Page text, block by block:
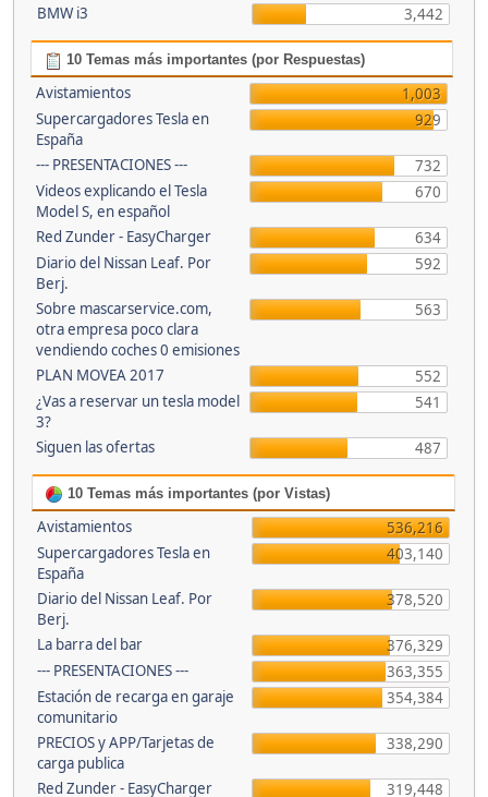
BMW i3
3,442
10 Temas más importantes (por Respuestas)
Avistamientos
1,003
Supercargadores Tesla en
España
929
--- PRESENTACIONES ---
732
Videos explicando el Tesla
Model S, en español
670
Red Zunder - EasyCharger
634
Diario del Nissan Leaf. Por
Berj.
592
Sobre mascarservice.com,
otra empresa poco clara
vendiendo coches 0 emisiones
563
PLAN MOVEA 2017
552
¿Vas a reservar un tesla model
3?
541
Siguen las ofertas 487
10 Temas más importantes (por Vistas)
Avistamientos
536,216
Supercargadores Tesla en
España
403,140
Diario del Nissan Leaf. Por
Berj.
378,520
La barra del bar
376,329
--- PRESENTACIONES ---
363,355
Estación de recarga en garaje
comunitario
354,384
PRECIOS y APP/Tarjetas de
carga publica
338,290
Red Zunder - EasyCharger 319,448